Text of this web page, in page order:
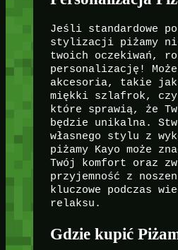
Jeśli standardowe
stylizacji piżamy
twoich oczekiwań,
personalizację!
akcesoria, takie jak
miękki szlafrok,
które sprawią, że
będzie unikalna.
własnego stylu z
piżamy Kayo może
Twój komfort oraz
przyjemność z
kluczowe podczas
relaksu.
Gdzie kupić